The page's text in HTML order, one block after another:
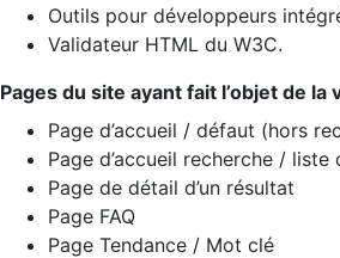
Outils pour développeurs
Validateur HTML du W3C.
Pages du site ayant fait l’objet de
Page d’accueil / défaut (hors
Page d’accueil recherche / liste
Page de détail d’un résultat
Page FAQ
Page Tendance / Mot clé